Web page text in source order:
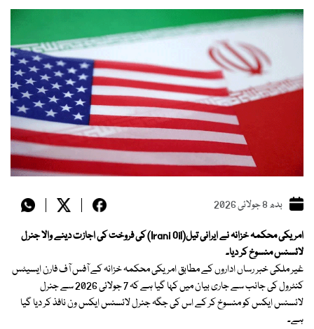
بدھ 8 جولائی 2026
امریکی محکمہ خزانہ نے ایرانی تیل(Irani Oil) کی فروخت کی اجازت دینے والا جنرل
لائسنس منسوخ کر دیا۔
غیر ملکی خبر رساں اداروں کے مطابق امریکی محکمہ خزانہ کے آفس آف فارن ایسیٹس
کنٹرول کی جانب سے جاری بیان میں کہا گیا ہے کہ 7 جولائی 2026 سے جنرل
لائسنس ایکس کو منسوخ کر کے اس کی جگہ جنرل لائسنس ایکس ون نافذ کر دیا گیا
ہے۔